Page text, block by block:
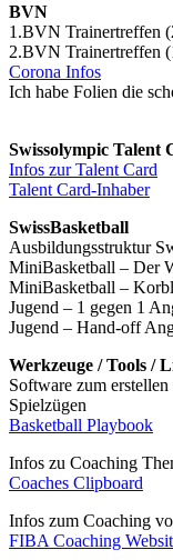
BVN
1.BVN Trainertreffen
2.BVN Trainertreffen
Corona Infos
Ich habe Folien die
Swissolympic Talent
Infos zur Talent Card
Talent Card-Inhaber
SwissBasketball
Ausbildungsstruktur
MiniBasketball – Der
MiniBasketball –
Jugend – 1 gegen 1
Jugend – Hand-off
Werkzeuge / Tools /
Software zum
Spielzügen
Basketball Playbook
Infos zu Coaching
Coaches Clipboard
Infos zum Coaching
FIBA Coaching